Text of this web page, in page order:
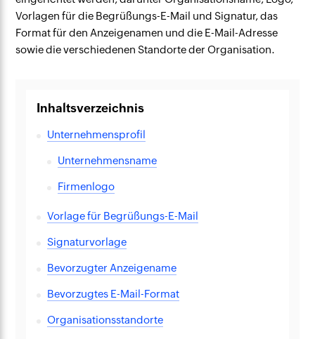
Vorlagen für die Begrüßungs-E-Mail und Signatur, das
Format für den Anzeigenamen und die E-Mail-Adresse
sowie die verschiedenen Standorte der Organisation.
Inhaltsverzeichnis
Unternehmensprofil
Unternehmensname
Firmenlogo
Vorlage für Begrüßungs-E-Mail
Signaturvorlage
Bevorzugter Anzeigename
Bevorzugtes E-Mail-Format
Organisationsstandorte